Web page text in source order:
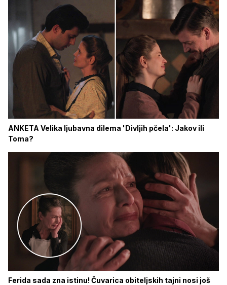
ANKETA Velika ljubavna dilema 'Divljih pčela': Jakov ili
Toma?
Ferida sada zna istinu! Čuvarica obiteljskih tajni nosi još